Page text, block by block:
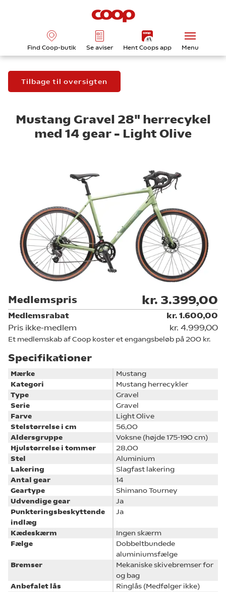
Find Coop-butik Se aviser Hent Coops app Menu
Tilbage til oversigten
Mustang Gravel 28" herrecykel
med 14 gear – Light Olive
Medlemspris kr. 3.399,00
Medlemsrabat
kr. 1.600,00
Pris ikke-medlem
kr. 4.999,00
Et medlemskab af Coop koster et engangsbeløb på 200 kr.
Specifikationer
Mærke
Mustang
Kategori
Mustang herrecykler
Type
Gravel
Serie
Gravel
Farve
Light Olive
Stelstørrelse i cm
56,00
Aldersgruppe
Voksne (højde 175-190 cm)
Hjulstørrelse i tommer
28,00
Stel
Aluminium
Lakering
Slagfast lakering
Antal gear
14
Geartype
Shimano Tourney
Udvendige gear
Ja
Punkteringsbeskyttende
indlæg
Ja
Kædeskærm
Ingen skærm
Fælge
Dobbeltbundede
aluminiumsfælge
Bremser
Mekaniske skivebremser for
og bag
Anbefalet lås
Ringlås (Medfølger ikke)